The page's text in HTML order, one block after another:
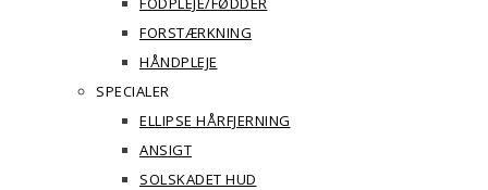
FORSTÆRKNING
HÅNDPLEJE
SPECIALER
ELLIPSE HÅRFJERNING
ANSIGT
SOLSKADET HUD